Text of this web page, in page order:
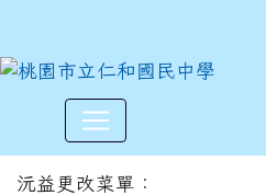
更改菜單公告-
沅益更改菜單：